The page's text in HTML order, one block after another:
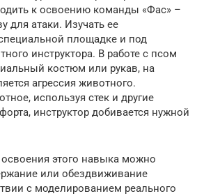
к освоению команды «Фас» –
для атаки. Изучать ее
площадке и под
инструктора. В работе с псом
костюм или рукав, на
агрессия животного.
используя стек и другие
инструктор добивается нужной
этого навыка можно
или обездвиживание
с моделированием реального